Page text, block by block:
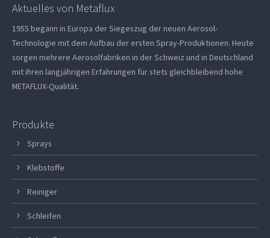
Aktuelles von Metaflux
1955 begann in Europa der Siegeszug der neuen Aerosol-
Technologie mit dem Aufbau der ersten Spray-Produktionen. Heute
sorgen mehrere Aerosolfabriken in der Schweiz und in Deutschland
mit ihren langjährigen Erfahrungen für stets gleichbleibend hohe
METAFLUX-Qualität.
Produkte
Sprays
Klebstoffe
Reiniger
Schleifen